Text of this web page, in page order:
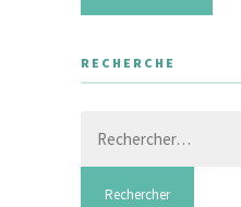
RECHERCHE